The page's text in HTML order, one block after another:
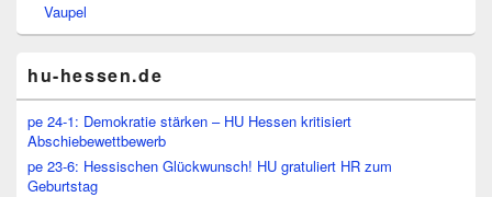
Vaupel
hu-hessen.de
pe 24-1: Demokratie stärken – HU Hessen kritisiert
Abschiebewettbewerb
pe 23-6: Hessischen Glückwunsch! HU gratuliert HR zum
Geburtstag